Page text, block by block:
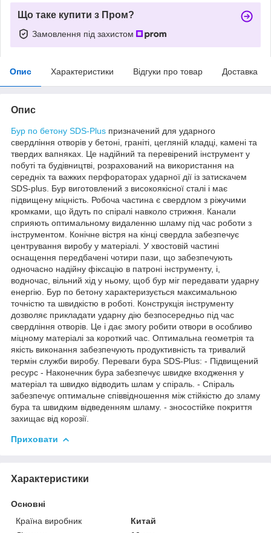
Що таке купити з Пром?
Замовлення під захистом
Опис Характеристики Відгуки про товар Доставка
Опис
Бур по бетону SDS-Plus призначений для ударного
свердління отворів у бетоні, граніті, цегляній кладці, камені та
твердих вапняках. Це надійний та перевірений інструмент у
побуті та будівництві, розрахований на використання на
середніх та важких перфораторах ударної дії із затискачем
SDS-plus. Бур виготовлений з високоякісної сталі і має
підвищену міцність. Робоча частина є свердлом з ріжучими
кромками, що йдуть по спіралі навколо стрижня. Канали
сприяють оптимальному видаленню шламу під час роботи з
інструментом. Конічне вістря на кінці свердла забезпечує
центрування виробу у матеріалі. У хвостовій частині
оснащення передбачені чотири пази, що забезпечують
одночасно надійну фіксацію в патроні інструменту, і,
водночас, вільний хід у ньому, щоб бур міг передавати ударну
енергію. Бур по бетону характеризується максимальною
точністю та швидкістю в роботі. Конструкція інструменту
дозволяє прикладати ударну дію безпосередньо під час
свердління отворів. Це і дає змогу робити отвори в особливо
міцному матеріалі за короткий час. Оптимальна геометрія та
якість виконання забезпечують продуктивність та тривалий
термін служби виробу. Переваги бура SDS-Plus: - Підвищений
ресурс - Наконечник бура забезпечує швидке входження у
матеріал та швидко відводить шлам у спіраль. - Спіраль
забезпечує оптимальне співвідношення між стійкістю до зламу
бура та швидким відведенням шламу. - зносостійке покриття
захищає від корозії.
Приховати
Характеристики
Основні
Країна виробник
Китай